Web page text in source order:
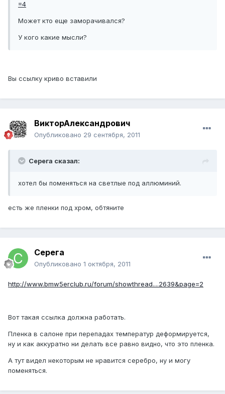
=4
Может кто еще заморачивался?
У кого какие мысли?
Вы ссылку криво вставили
ВикторАлександрович
Опубликовано 29 сентября, 2011
Cepeгa сказал:
хотел бы поменяться на светлые под аллюминий.
есть же пленки под хром, обтяните
Cepeгa
Опубликовано 1 октября, 2011
http://www.bmw5erclub.ru/forum/showthread....2639&page=2
Вот такая ссылка должна работать.
Пленка в салоне при перепадах температур деформируется,
ну и как аккуратно ни делать все равно видно, что это пленка.
А тут видел некоторым не нравится серебро, ну и могу
поменяться.